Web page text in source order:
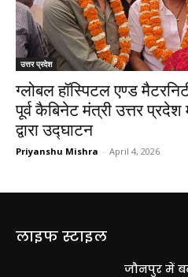
उत्तर प्रदेश
ग्लोबल हॉस्पिटल एण्ड
पूर्व कैबिनेट मंत्री उत्तर
द्वारा उद्घाटन
Priyanshu Mishra - April 4, 2026
लाइफ स्टाइल
जौनपुर में